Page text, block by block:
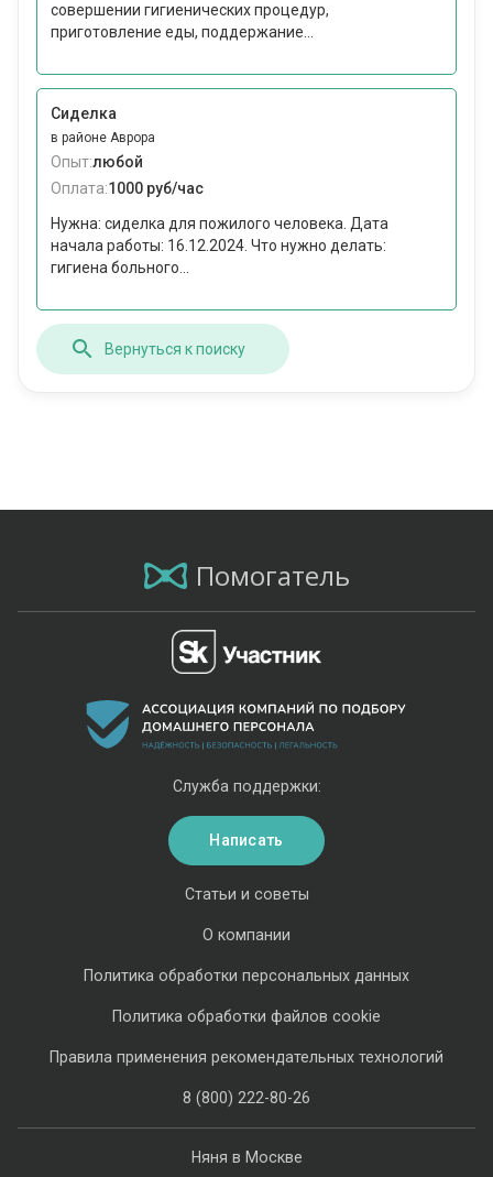
совершении гигиенических процедур,
приготовление еды, поддержание...
Сиделка
в районе Аврора
Опыт:любой
Оплата:1000 руб/час
Нужна: сиделка для пожилого человека. Дата
начала работы: 16.12.2024. Что нужно делать:
гигиена больного...
Вернуться к поиску
Помогатель
Няня в Москве
Статьи и советы
О компании
Политика обработки персональных данных
Политика обработки файлов cookie
Правила применения рекомендательных технологий
8 (800) 222-80-26
Служба поддержки:
Написать